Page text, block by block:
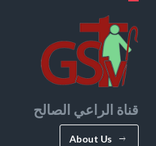
قناة الراعي الصالح
About Us